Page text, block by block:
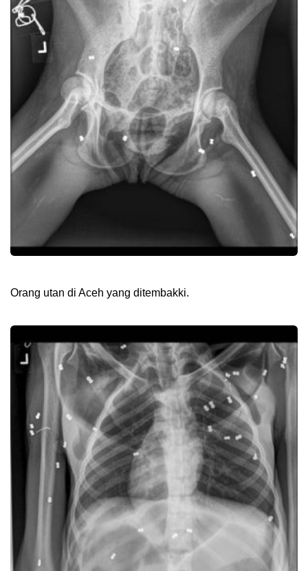
Orang utan di Aceh yang ditembakki.